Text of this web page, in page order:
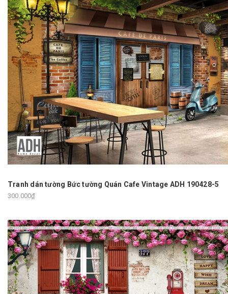
Tranh dán tường Bức tường Quán Cafe Vintage ADH 190428-5
300.000₫